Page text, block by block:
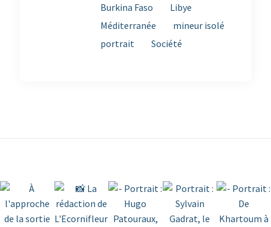
Burkina Faso
Libye
Méditerranée
mineur isolé
portrait
Société